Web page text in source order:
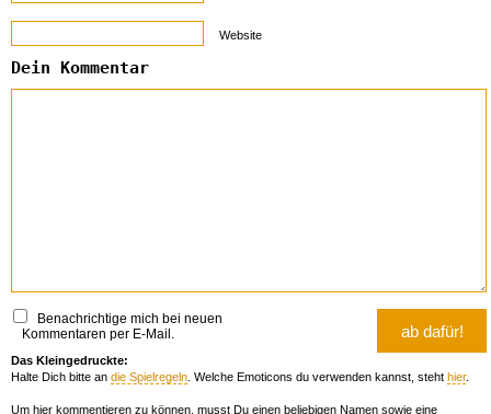
Website
Dein Kommentar
Benachrichtige mich bei neuen
Kommentaren per E-Mail.
Das Kleingedruckte:
Halte Dich bitte an die Spielregeln . Welche Emoticons du verwenden kannst, steht hier.
Um hier kommentieren zu können, musst Du einen beliebigen Namen sowie eine